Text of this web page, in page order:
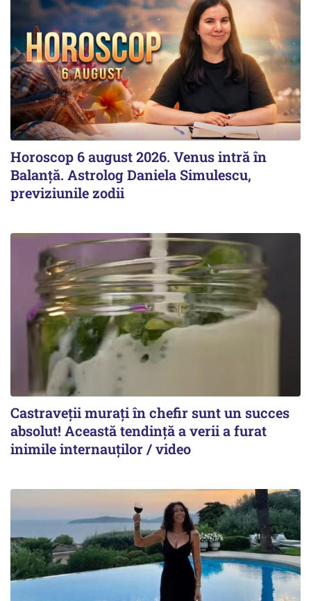
Horoscop 6 august 2026. Venus intră în
Balanță. Astrolog Daniela Simulescu,
previziunile zodii
Castraveții murați în chefir sunt un succes
absolut! Această tendință a verii a furat
inimile internauților / video